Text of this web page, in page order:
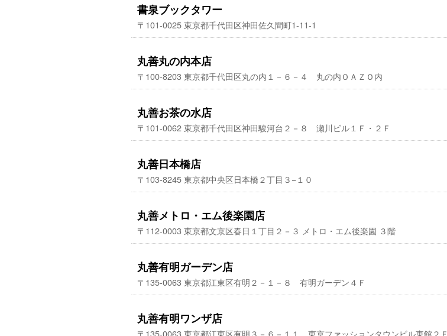
書泉ブックタワー
〒101-0025 東京都千代田区神田佐久間町1-11-1
丸善丸の内本店
〒100-8203 東京都千代田区丸の内１－６－４ 丸の内ＯＡＺＯ内
丸善お茶の水店
〒101-0062 東京都千代田区神田駿河台２－８ 瀬川ビル１Ｆ・２Ｆ
丸善日本橋店
〒103-8245 東京都中央区日本橋２丁目３−１０
丸善メトロ・エム後楽園店
〒112-0003 東京都文京区春日１丁目２－３ メトロ・エム後楽園 ３階
丸善有明ガーデン店
〒135-0063 東京都江東区有明２－１－８ 有明ガーデン４Ｆ
丸善有明ワンザ店